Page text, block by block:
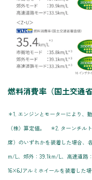
燃料消費率（国土交通省
＊1. エンジンとモーターにより、
（株）算定値。 ＊2. ターンチル
席）のいずれかを装着した場合、
m/L、郊外：39.1km/L、高速道路
16×6Jアルミホイールを装着した